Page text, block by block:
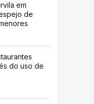
em
de
do uso de